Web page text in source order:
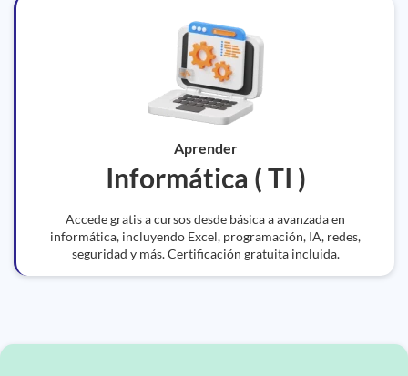
Aprender
Informática ( TI )
Accede gratis a cursos desde básica a avanzada en
informática, incluyendo Excel, programación, IA, redes,
seguridad y más. Certificación gratuita incluida.